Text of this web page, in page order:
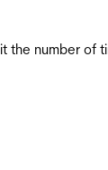
the number of